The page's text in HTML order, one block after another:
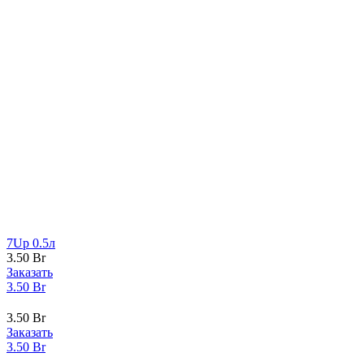
7Up 0.5л
3.50 Br
Заказать
3.50 Br
3.50 Br
Заказать
3.50 Br